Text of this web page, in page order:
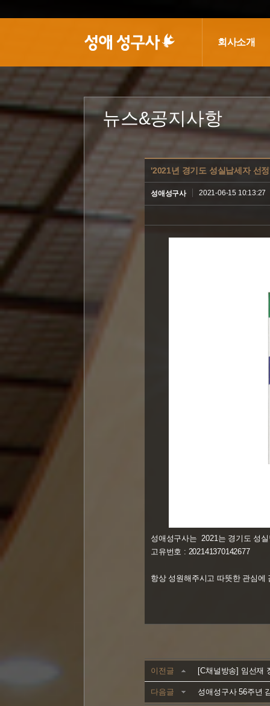
회사소개
뉴스&공지사항
'2021년 경기도 성실납세자 선
성애성구사 2021-06-15 10:13:27
성애성구사는 2021는 경기도 성
고유번호 : 202141370142677
항상 성원해주시고 따뜻한 관심에
이전글 [C채널방송] 임선재
다음글 성애성구사 56주년